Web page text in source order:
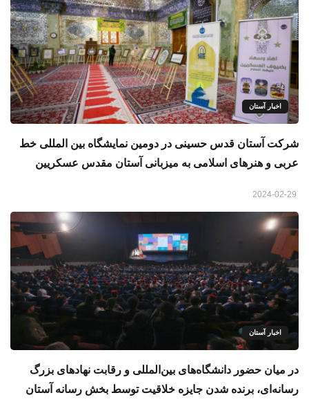
اخبار آستان
شرکت آستان قدس حسینی در دومین نمایشگاه بین المللی خط
عربی و هنرهای اسلامی به میزبانی آستان مقدس عسکریین
اخبار آستان
در میان حضور دانشگاه‌های بین‌المللی و رقابت نهادهای بزرگ
رسانه‌ای، برنده شدن جایزه خلاقیت توسط بخش رسانه آستان